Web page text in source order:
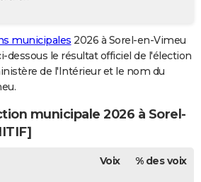
municipales 2026 à Sorel-en-Vimeu
dessous le résultat officiel de l'élection
de l'Intérieur et le nom du
municipale 2026 à Sorel-
Voix % des voix